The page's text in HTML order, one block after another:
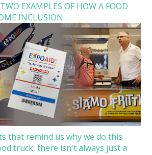
EXAMPLES OF HOW A FOOD
INCLUSION
that remind us why we do this
truck, there isn't always just a